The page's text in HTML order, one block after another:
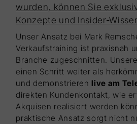
wurden, können Sie
Konzepte und Insider-
Unser Ansatz bei Mark
Verkaufstraining ist praxisnah
Branche zugeschnitten.
einen Schritt weiter als
und demonstrieren live am
direkten Kundenkontakt, wie
Akquisen realisiert werden
praktische Ansatz sorgt nicht